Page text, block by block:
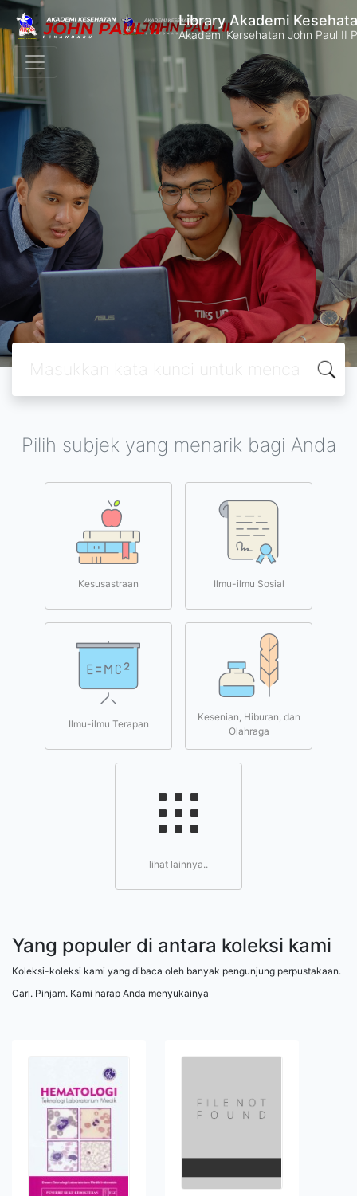
Library Akademi
Akademi Kersehatan John Paul II
Pilih subjek yang menarik bagi Anda
Kesusastraan Ilmu-ilmu Sosial
Ilmu-ilmu Terapan
Kesenian, Hiburan, dan
Olahraga
lihat lainnya..
Yang populer di antara koleksi kami
Koleksi-koleksi kami yang dibaca oleh banyak pengunjung perpustakaan.
Cari. Pinjam. Kami harap Anda menyukainya